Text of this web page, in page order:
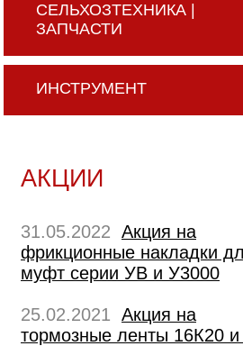
СЕЛЬХОЗТЕХНИКА |
ЗАПЧАСТИ
ИНСТРУМЕНТ
АКЦИИ
31.05.2022 Акция на
фрикционные накладки
муфт серии УВ и У3000
25.02.2021 Акция на
тормозные ленты 16К20 и